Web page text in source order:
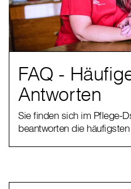
FAQ -
Antworten
Sie finden sich im Pflege-
beantworten die